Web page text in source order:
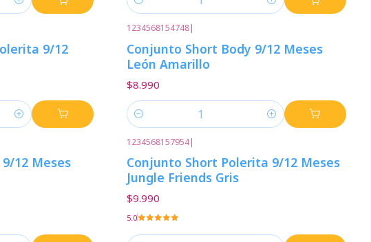
Cantidad
9/12
1234568154748|
Conjunto Short Body 9/12 Meses
León Amarillo
$8.990
Cantidad
12 Meses
1234568157954|
Conjunto Short Polerita 9/12 Meses
Jungle Friends Gris
$9.990
5.0